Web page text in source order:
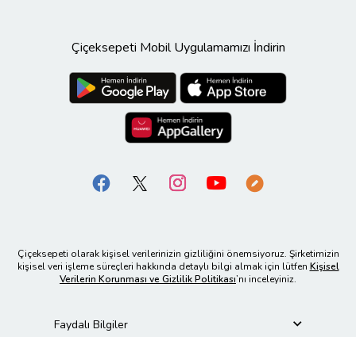
Çiçeksepeti Mobil Uygulamamızı İndirin
Çiçeksepeti olarak kişisel verilerinizin gizliliğini önemsiyoruz. Şirketimizin
kişisel veri işleme süreçleri hakkında detaylı bilgi almak için lütfen Kişisel
Verilerin Korunması ve Gizlilik Politikası’nı inceleyiniz.
Faydalı Bilgiler